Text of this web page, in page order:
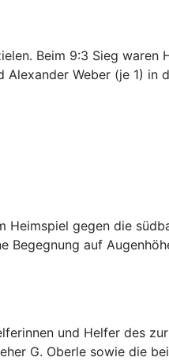
Beim 9:3 Sieg waren
Weber (je 1) in
Heimspiel gegen die
Begegnung auf
und Helfer des
G. Oberle sowie die